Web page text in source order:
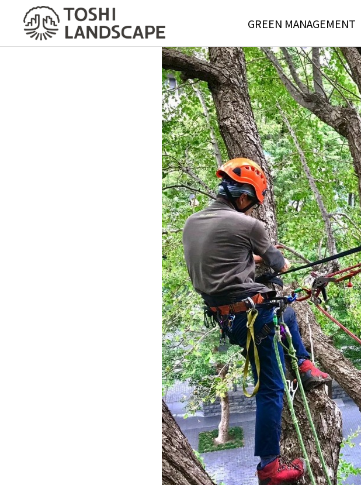
GREEN MANAGEMENT
GREEN
MAINTENANCE
グリーンメンテナンス部門
グリーンメンテナンス部門
植栽管理・メンテナンス
高木・特殊伐採＆ケーブリング
植栽リノベーション
インテリアプランツ